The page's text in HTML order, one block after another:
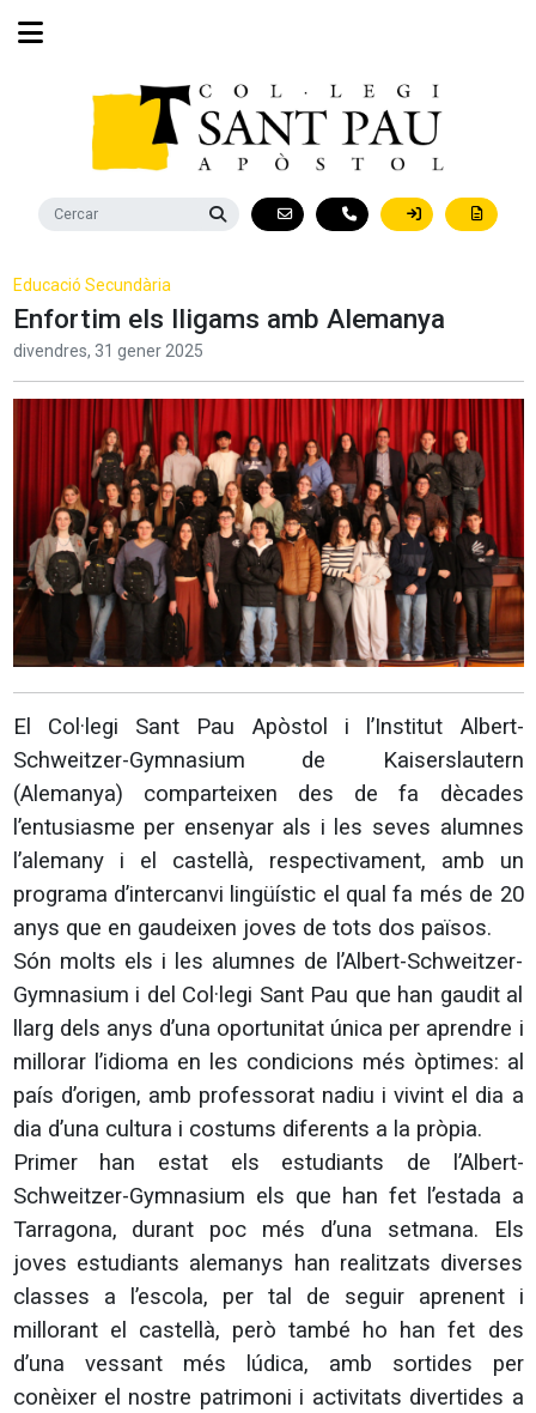
Educació Secundària
Enfortim els lligams amb Alemanya
divendres, 31 gener 2025
El Col·legi Sant Pau Apòstol i l’Institut Albert-
Schweitzer-Gymnasium de Kaiserslautern
(Alemanya) comparteixen des de fa dècades
l’entusiasme per ensenyar als i les seves alumnes
l’alemany i el castellà, respectivament, amb un
programa d’intercanvi lingüístic el qual fa més de 20
anys que en gaudeixen joves de tots dos països.
Són molts els i les alumnes de l’Albert-Schweitzer-
Gymnasium i del Col·legi Sant Pau que han gaudit al
llarg dels anys d’una oportunitat única per aprendre i
millorar l’idioma en les condicions més òptimes: al
país d’origen, amb professorat nadiu i vivint el dia a
dia d’una cultura i costums diferents a la pròpia.
Primer han estat els estudiants de l’Albert-
Schweitzer-Gymnasium els que han fet l’estada a
Tarragona, durant poc més d’una setmana. Els
joves estudiants alemanys han realitzats diverses
classes a l’escola, per tal de seguir aprenent i
millorant el castellà, però també ho han fet des
d’una vessant més lúdica, amb sortides per
conèixer el nostre patrimoni i activitats divertides a